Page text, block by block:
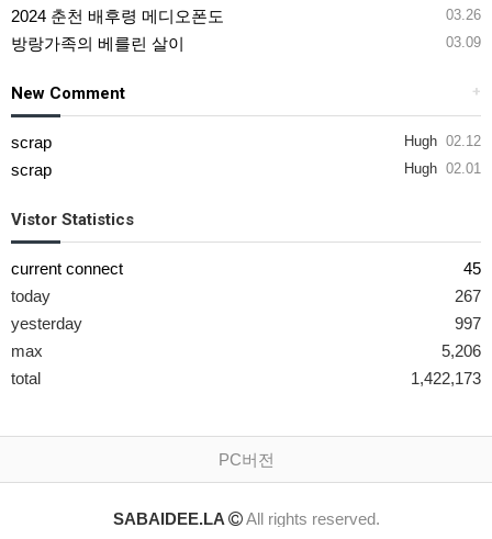
03.26
2024 춘천 배후령 메디오폰도
03.09
방랑가족의 베를린 살이
+
New Comment
Hugh 02.12
scrap
Hugh 02.01
scrap
Vistor Statistics
current connect
45
today
267
yesterday
997
max
5,206
total
1,422,173
PC버전
SABAIDEE.LA All rights reserved.